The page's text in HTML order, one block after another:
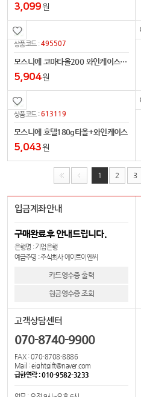
3,099원
상품코드 :495507
모스니에 코마타올200 와인케이스증정
5,904원
상품코드 :613119
모스니에 호텔180g타올+와인케이스
5,043원
1 2 3
입금계좌안내
구매완료후 안내드립니다.
은행명 : 기업은행
예금주명 : 주식회사 에이트이엔씨
카드영수증 출력
현금영수증 조회
고객상담센터
070-8740-9900
FAX : 070-8708-8886
Mail : eightgift@naver.com
급한연락 : 010-9582-3233